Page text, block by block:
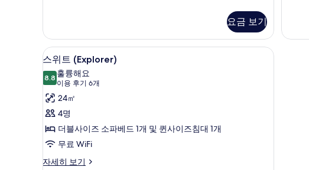
기
세
히
보
기
요금 보기
두
캐
스
위
트
(Explorer)
사
진
모
두
스위트 (Explorer) | 고급 침구, 오리/거위털
7
스위트 (Explorer)
8.88.8점 만점 중 10점
훌륭해요
이용 후기 6개
(이
용
후
기
개)
24㎡
4명
더블사이즈 소파베드 1개 및 퀸사이즈침대 1개
무료 WiFi
자세히 보기
스